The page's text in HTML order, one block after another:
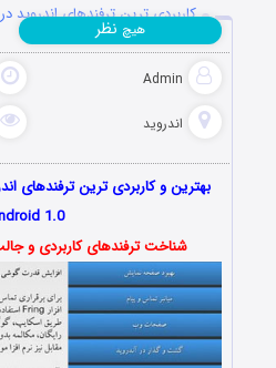
1.0
Admin
اندروید
هیچ نظر
1.0
شناخت ترفندهای کاربردی و